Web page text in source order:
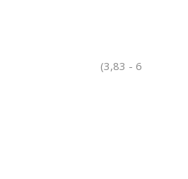
(3,83 - 6